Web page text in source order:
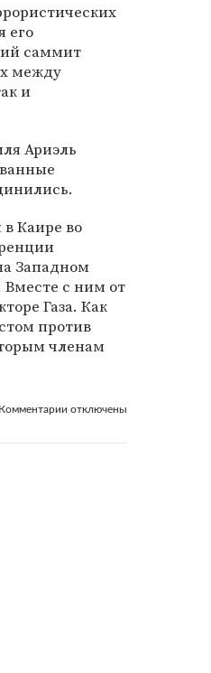
его
саммит
между
и
Ариэль
в Каире во
Западном
с ним от
Газа. Как
против
членам
Комментарии отключены